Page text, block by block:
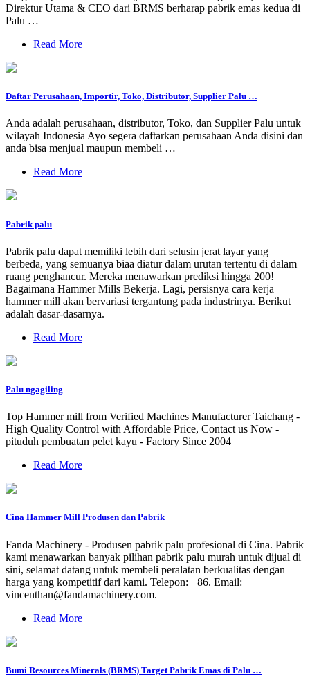
Direktur Utama & CEO dari BRMS berharap pabrik emas kedua di
Palu …
Read More
Daftar Perusahaan, Importir, Toko, Distributor, Supplier Palu …
Anda adalah perusahaan, distributor, Toko, dan Supplier Palu untuk
wilayah Indonesia Ayo segera daftarkan perusahaan Anda disini dan
anda bisa menjual maupun membeli …
Read More
Pabrik palu
Pabrik palu dapat memiliki lebih dari selusin jerat layar yang
berbeda, yang semuanya biaa diatur dalam urutan tertentu di dalam
ruang penghancur. Mereka menawarkan prediksi hingga 200!
Bagaimana Hammer Mills Bekerja. Lagi, persisnya cara kerja
hammer mill akan bervariasi tergantung pada industrinya. Berikut
adalah dasar-dasarnya.
Read More
Palu ngagiling
Top Hammer mill from Verified Machines Manufacturer Taichang -
High Quality Control with Affordable Price, Contact us Now -
pituduh pembuatan pelet kayu - Factory Since 2004
Read More
Cina Hammer Mill Produsen dan Pabrik
Fanda Machinery - Produsen pabrik palu profesional di Cina. Pabrik
kami menawarkan banyak pilihan pabrik palu murah untuk dijual di
sini, selamat datang untuk membeli peralatan berkualitas dengan
harga yang kompetitif dari kami. Telepon: +86. Email:
vincenthan@fandamachinery.com.
Read More
Bumi Resources Minerals (BRMS) Target Pabrik Emas di Palu …